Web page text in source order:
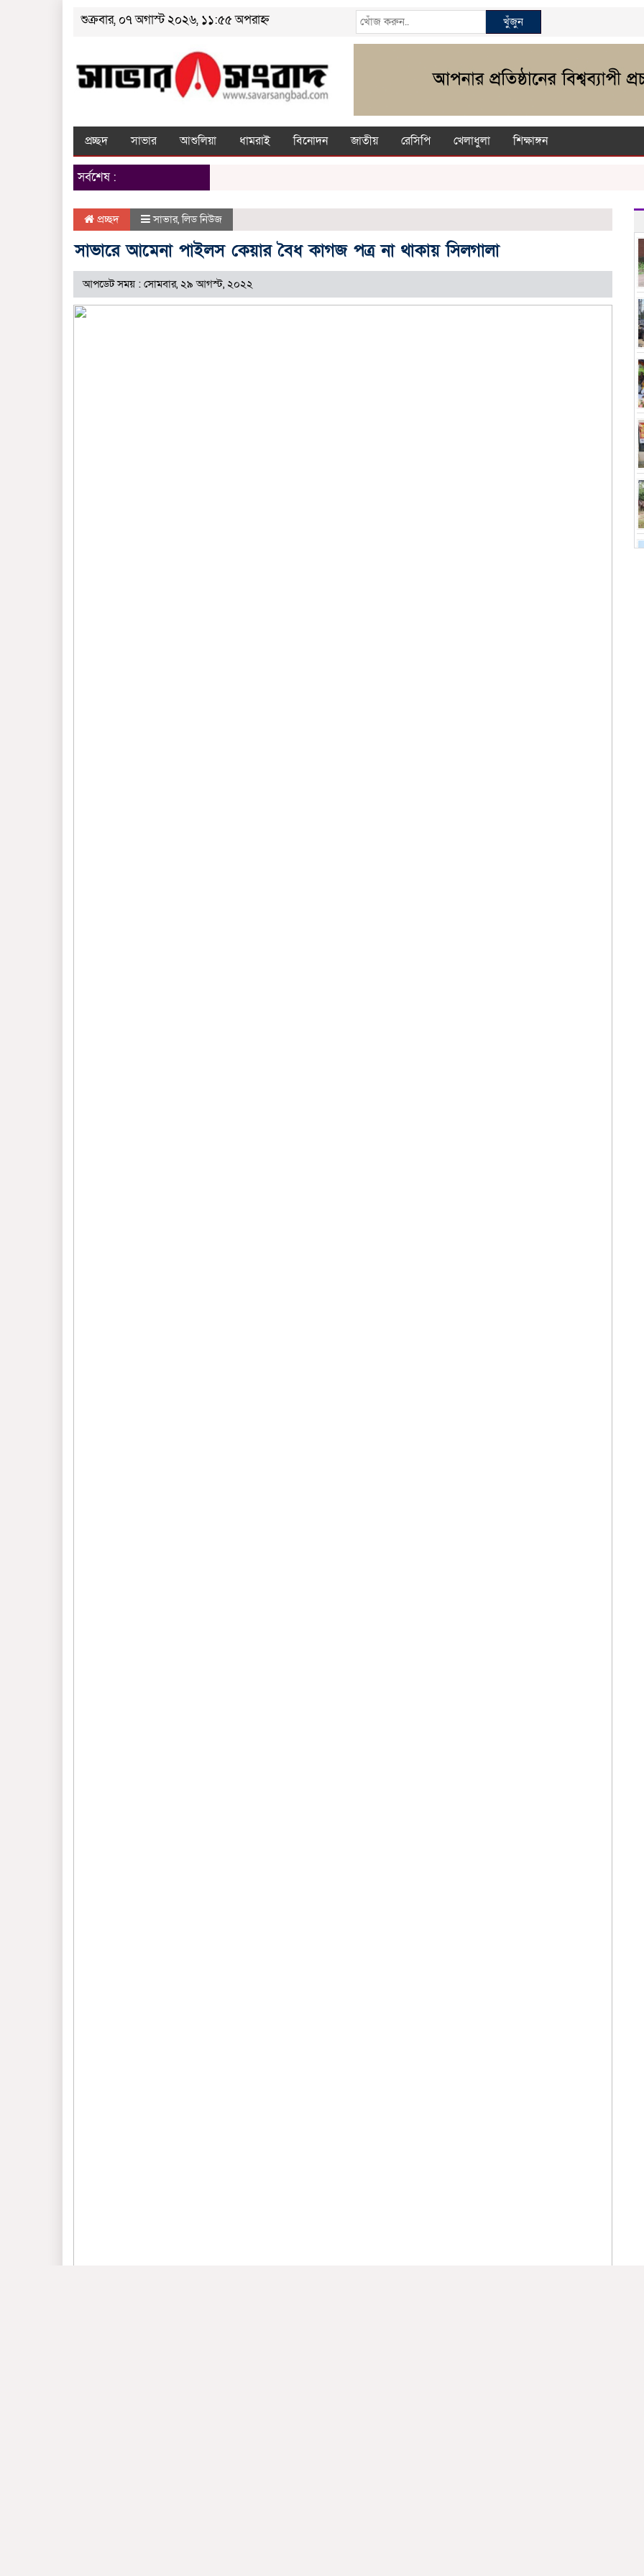
শুক্রবার, ০৭ অগাস্ট ২০২৬, ১১:৫৫ অপরাহ্ন খুঁজুন
প্রচ্ছদ সাভার আশুলিয়া ধামরাই বিনোদন জাতীয় রেসিপি খেলাধুলা শিক্ষাঙ্গন
সর্বশেষ :
প্রচ্ছদ সাভার,লিড নিউজ
সাভারে আমেনা পাইলস কেয়ার বৈধ কাগজ পত্র না থাকায় সিলগালা
আপডেট সময় : সোমবার, ২৯ আগস্ট, ২০২২